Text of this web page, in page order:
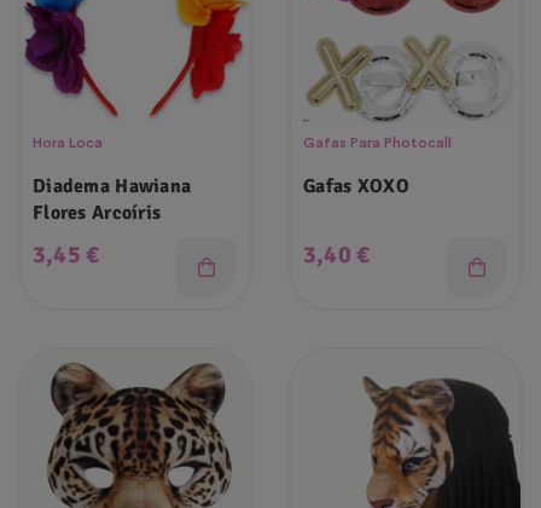
Hora Loca
Diadema Hawiana
Flores Arcoíris
Precio
3,45 €
Gafas Para Photocall
Gafas XOXO
Precio
3,40 €